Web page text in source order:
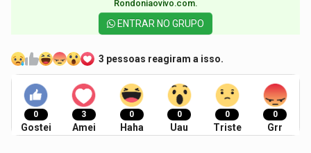
Rondoniaovivo.com.​
ENTRAR NO GRUPO
3 pessoas reagiram a isso.
0
Gostei
3
Amei
0
Haha
0
Uau
0
Triste
0
Grr